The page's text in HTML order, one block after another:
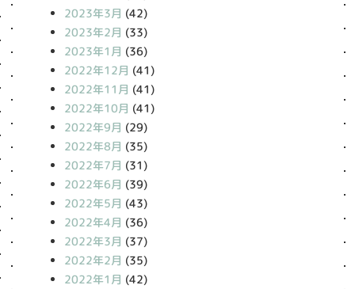
2023年3月 (42)
2023年2月 (33)
2023年1月 (36)
2022年12月 (41)
2022年11月 (41)
2022年10月 (41)
2022年9月 (29)
2022年8月 (35)
2022年7月 (31)
2022年6月 (39)
2022年5月 (43)
2022年4月 (36)
2022年3月 (37)
2022年2月 (35)
2022年1月 (42)